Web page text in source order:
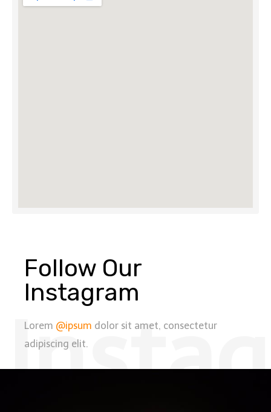
Follow Our
Instagram
Lorem @ipsum dolor sit amet, consectetur
adipiscing elit.